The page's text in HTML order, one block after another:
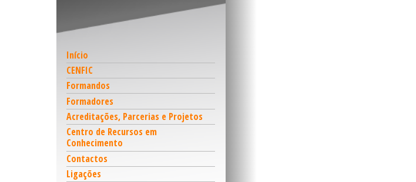
Início
CENFIC
Formandos
Formadores
Acreditações, Parcerias e Projetos
Centro de Recursos em
Conhecimento
Contactos
Ligações